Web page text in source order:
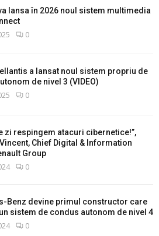
lansa în 2026 noul sistem multimedia
0
a lansat noul sistem propriu de
de nivel 3 (VIDEO)
0
zi respingem atacuri cibernetice!”,
Chief Digital & Information
Group
0
Benz devine primul constructor care
sistem de condus autonom de nivel 4
0